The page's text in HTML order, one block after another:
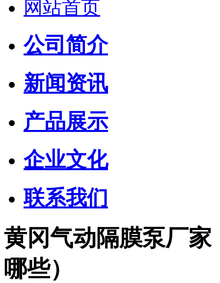
网站首页
公司简介
新闻资讯
产品展示
企业文化
联系我们
黄冈气动隔膜泵厂
哪些）